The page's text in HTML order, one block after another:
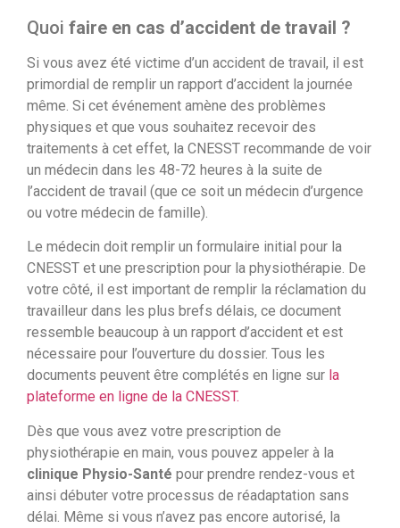
Quoi faire en cas d’accident de travail ?
Si vous avez été victime d’un accident de travail, il est
primordial de remplir un rapport d’accident la journée
même. Si cet événement amène des problèmes
physiques et que vous souhaitez recevoir des
traitements à cet effet, la CNESST recommande de voir
un médecin dans les 48-72 heures à la suite de
l’accident de travail (que ce soit un médecin d’urgence
ou votre médecin de famille).
Le médecin doit remplir un formulaire initial pour la
CNESST et une prescription pour la physiothérapie. De
votre côté, il est important de remplir la réclamation du
travailleur dans les plus brefs délais, ce document
ressemble beaucoup à un rapport d’accident et est
nécessaire pour l’ouverture du dossier. Tous les
documents peuvent être complétés en ligne sur la
plateforme en ligne de la CNESST.
Dès que vous avez votre prescription de
physiothérapie en main, vous pouvez appeler à la
clinique Physio-Santé pour prendre rendez-vous et
ainsi débuter votre processus de réadaptation sans
délai. Même si vous n’avez pas encore autorisé, la